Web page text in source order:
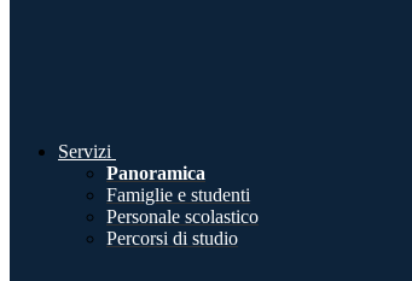
Servizi
Panoramica
Famiglie e studenti
Personale scolastico
Percorsi di studio